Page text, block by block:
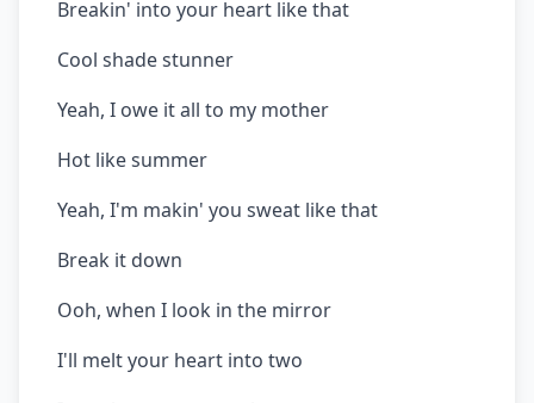
Breakin' into your heart like that
Cool shade stunner
Yeah, I owe it all to my mother
Hot like summer
Yeah, I'm makin' you sweat like that
Break it down
Ooh, when I look in the mirror
I'll melt your heart into two